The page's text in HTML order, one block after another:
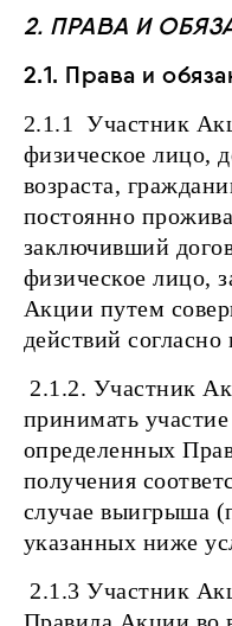
2. ПРАВА И
2.1. Права и
2.1.1 Участник
физическое лицо,
возраста,
постоянно
заключивший
физическое лицо,
Акции путем
действий
2.1.2. Участник
принимать
определенных
получения
случае выигрыша
указанных ниже
2.1.3 Участник